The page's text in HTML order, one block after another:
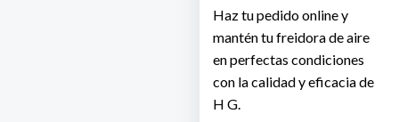
Haz tu pedido online y
mantén tu freidora de aire
en perfectas condiciones
con la calidad y eficacia de
H G.